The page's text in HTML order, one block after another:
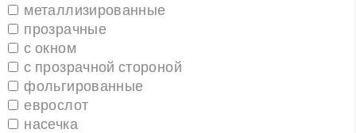
металлизированные
прозрачные
с окном
с прозрачной стороной
фольгированные
еврослот
насечка